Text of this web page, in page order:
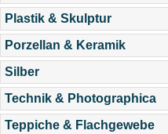
Plastik & Skulptur
Porzellan & Keramik
Silber
Technik & Photographica
Teppiche & Flachgewebe